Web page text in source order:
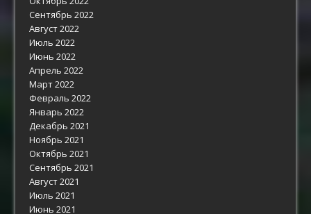
Сентябрь 2022
Август 2022
Июль 2022
Июнь 2022
Апрель 2022
Март 2022
Февраль 2022
Январь 2022
Декабрь 2021
Ноябрь 2021
Октябрь 2021
Сентябрь 2021
Август 2021
Июль 2021
Июнь 2021